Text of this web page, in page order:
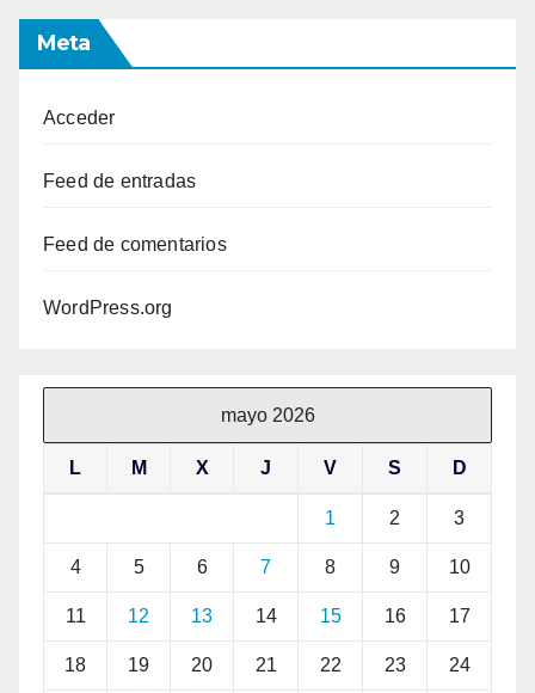
Meta
Acceder
Feed de entradas
Feed de comentarios
WordPress.org
mayo 2026
L M X J V S D
1 2 3
4 5 6 7 8 9 10
11 12 13 14 15 16 17
18 19 20 21 22 23 24